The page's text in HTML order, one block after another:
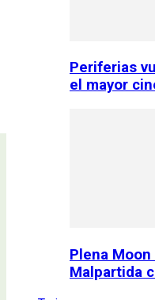
Periferias
el mayor
Plena Moon
Malpartida